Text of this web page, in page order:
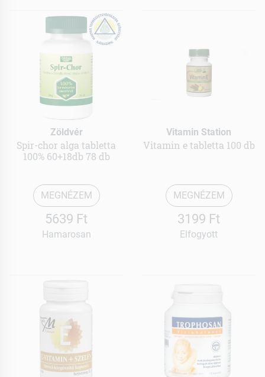
Zöldvér
Spir-chor alga tabletta
100% 60+18db 78 db
MEGNÉZEM
5639 Ft
Hamarosan
Vitamin Station
Vitamin e tabletta 100 db
MEGNÉZEM
3199 Ft
Elfogyott